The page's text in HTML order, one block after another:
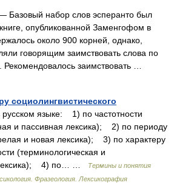
Базовый набор слов эсперанто был
опубликованной Заменгофом в
около 900 корней, однако,
говорящим заимствовать слова по
заимствовать …
социолингвистического
языке: 1) по частотности
и пассивная лексика); 2) по периоду
и новая лексика); 3) по характеру
(терминологическая и
4) по… …
Термины и понятия
Фразеология. Лексикография